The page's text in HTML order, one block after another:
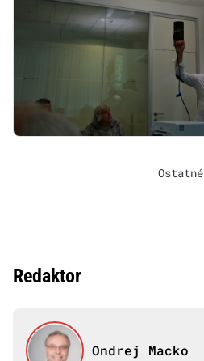
Ostatné
Redaktor
Ondrej Macko